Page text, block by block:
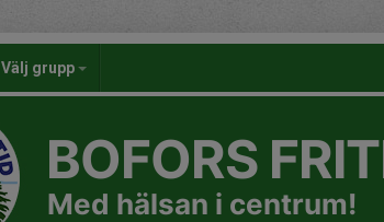
Välj grupp
BOFORS
Med hälsan i centrum!